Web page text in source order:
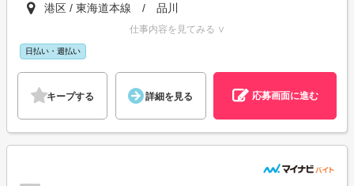
港区 / 東海道本線 / 品川
仕事内容を見てみる ∨
日払い・週払い
キープする 詳細を見る 応募画面に進む